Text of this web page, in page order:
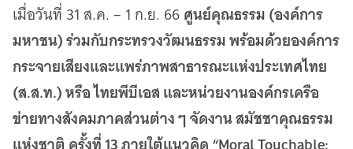
เมื่อวันที่ 31 ส.ค. – 1 ก.ย. 66ศูนย์คุณธรรม (องค์การ
มหาชน) ร่วมกับกระทรวงวัฒนธรรม พร้อมด้วยองค์การ
กระจายเสียงและแพร่ภาพสาธารณะแห่งประเทศไทย
(ส.ส.ท.) หรือ ไทยพีบีเอส และหน่วยงานองค์กรเครือ
ข่ายทางสังคมภาคส่วนต่าง ๆ จัดงาน สมัชชาคุณธรรม